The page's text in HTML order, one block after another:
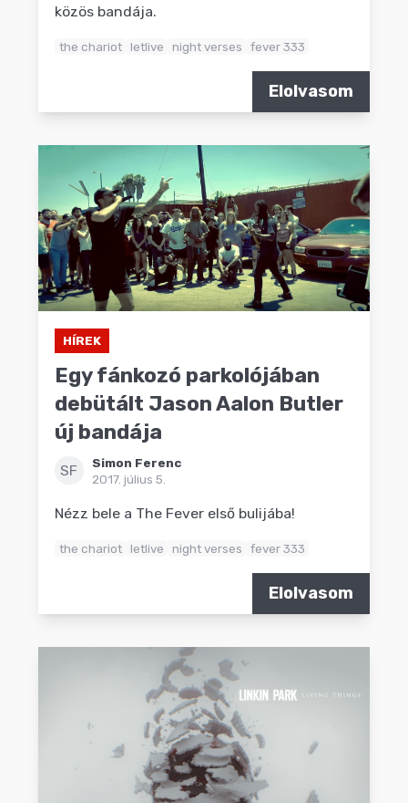
közös bandája.
the chariot letlive night verses fever 333
Elolvasom
HÍREK
Egy fánkozó parkolójában
debütált Jason Aalon Butler
új bandája
SF
Simon Ferenc
2017. július 5.
Nézz bele a The Fever első bulijába!
the chariot letlive night verses fever 333
Elolvasom